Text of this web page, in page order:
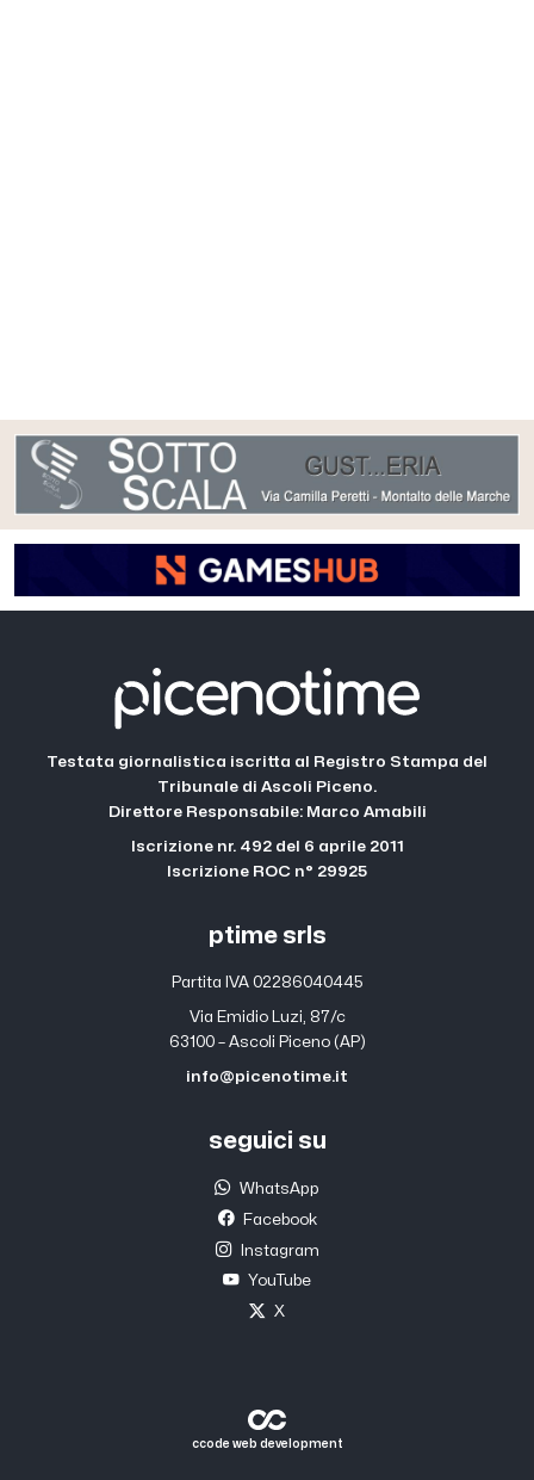
Testata giornalistica iscritta al Registro Stampa del
Tribunale di Ascoli Piceno.
Direttore Responsabile: Marco Amabili
Iscrizione nr. 492 del 6 aprile 2011
Iscrizione ROC n° 29925
ptime srls
Partita IVA 02286040445
Via Emidio Luzi, 87/c
63100 – Ascoli Piceno (AP)
info@picenotime.it
seguici su
WhatsApp
Facebook
Instagram
YouTube
X
ccode web development